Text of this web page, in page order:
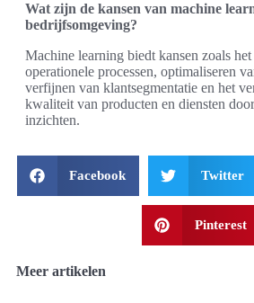
Wat zijn de kansen van machine
bedrijfsomgeving?
Machine learning biedt kansen zoals
operationele processen, optimaliseren
verfijnen van klantsegmentatie en het
kwaliteit van producten en diensten
inzichten.
Facebook Twitter
Pinterest
Meer artikelen